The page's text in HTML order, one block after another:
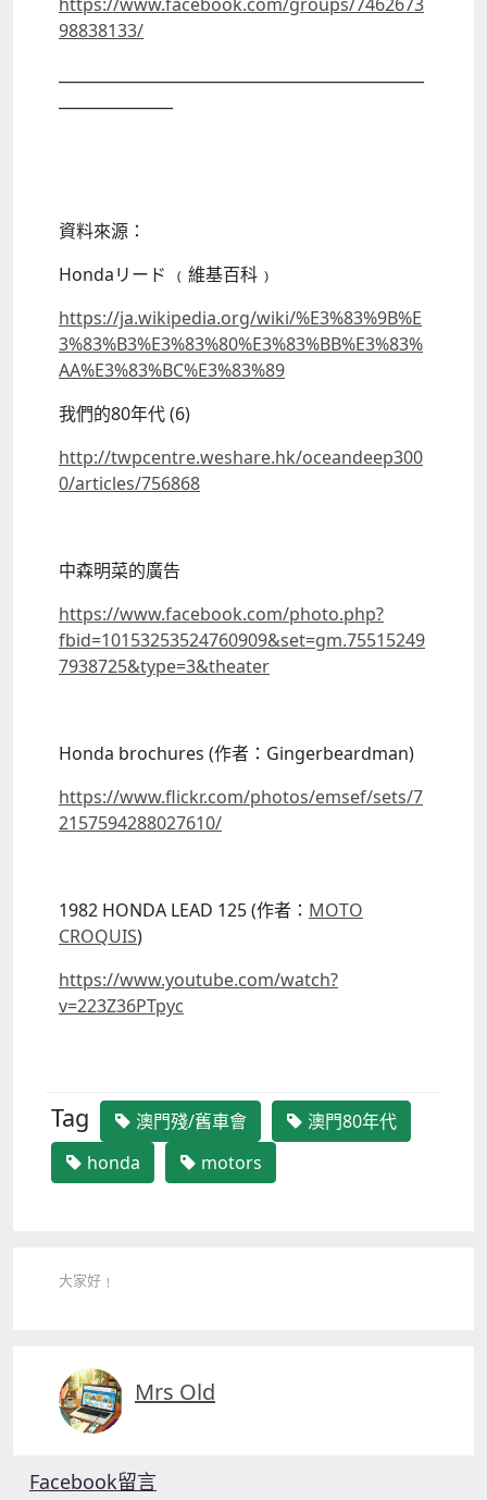
98838133/
資料來源：
Hondaリード ﹙維基百科﹚
https://ja.wikipedia.org/wiki/%E3%83%9B%E
3%83%B3%E3%83%80%E3%83%BB%E3%83%
AA%E3%83%BC%E3%83%89
我們的80年代 (6)
http://twpcentre.weshare.hk/oceandeep300
0/articles/756868
中森明菜的廣告
https://www.facebook.com/photo.php?
fbid=10153253524760909&set=gm.75515249
7938725&type=3&theater
Honda brochures (作者：Gingerbeardman)
https://www.flickr.com/photos/emsef/sets/7
2157594288027610/
1982 HONDA LEAD 125 (作者： MOTO
CROQUIS)
https://www.youtube.com/watch?
v=223Z36PTpyc
Tag 澳門殘/舊車會
澳門80年代
honda
motors
大家好﹗
Mrs Old
Facebook留言